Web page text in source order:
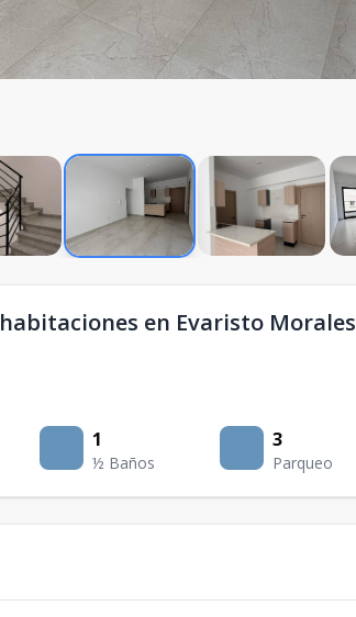
en Evaristo Morales
1
½ Baños
3
Parqueo